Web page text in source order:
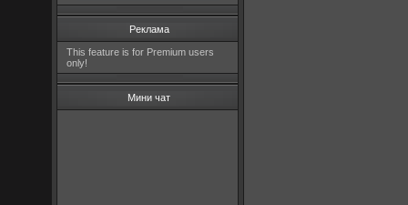
Реклама
This feature is for Premium users
only!
Мини чат